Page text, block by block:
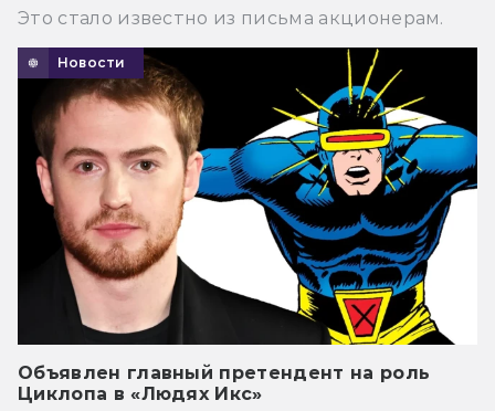
Это стало известно из письма акционерам.
Новости
Объявлен главный претендент на роль
Циклопа в «Людях Икс»